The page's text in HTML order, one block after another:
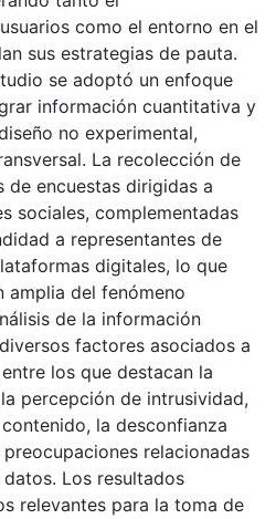
como el entorno en el
sus estrategias de pauta.
se adoptó un enfoque
información cuantitativa y
no experimental,
La recolección de
encuestas dirigidas a
sociales, complementadas
a representantes de
digitales, lo que
amplia del fenómeno
de la información
factores asociados a
los que destacan la
percepción de intrusividad,
la desconfianza
relacionadas
Los resultados
relevantes para la toma de